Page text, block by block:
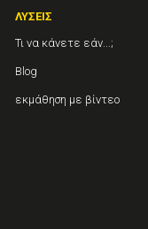
ΛΎΣΕΙΣ
Τι να κάνετε εάν...;
Blog
εκμάθηση με βίντεο